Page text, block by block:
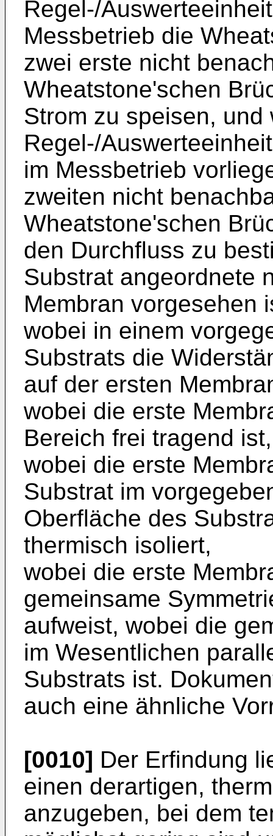
Regel-/
Messbetrieb die
zwei erste nicht
Wheatstone'schen
Strom zu speisen, und
Regel-/
im Messbetrieb
zweiten nicht
Wheatstone'schen
den Durchfluss zu
Substrat angeordnete
Membran vorgesehen
wobei in einem
Substrats die
auf der ersten
wobei die erste
Bereich frei tragend ist,
wobei die erste
Substrat im
Oberfläche des
thermisch isoliert,
wobei die erste
gemeinsame
aufweist, wobei die
im Wesentlichen
Substrats ist.
auch eine ähnliche
[0010] Der Erfindung
einen derartigen,
anzugeben, bei dem